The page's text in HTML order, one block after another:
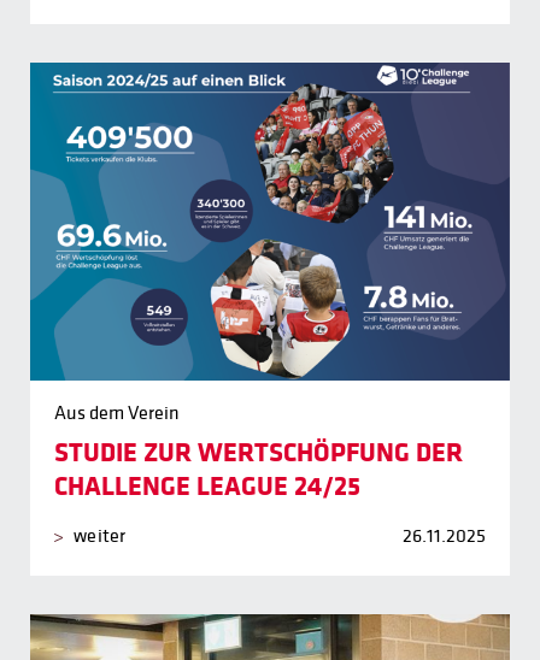
Aus dem Verein
STUDIE ZUR WERTSCHÖPFUNG DER
CHALLENGE LEAGUE 24/25
weiter 26.11.2025